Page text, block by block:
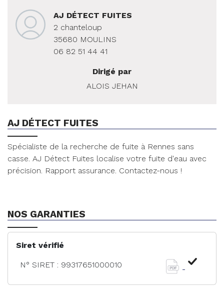
AJ DÉTECT FUITES
2 chanteloup
35680 MOULINS
06 82 51 44 41
Dirigé par
ALOIS JEHAN
AJ DÉTECT FUITES
Spécialiste de la recherche de fuite à Rennes sans
casse. AJ Détect Fuites localise votre fuite d'eau avec
précision. Rapport assurance. Contactez-nous !
NOS GARANTIES
Siret vérifié
N° SIRET : 99317651000010